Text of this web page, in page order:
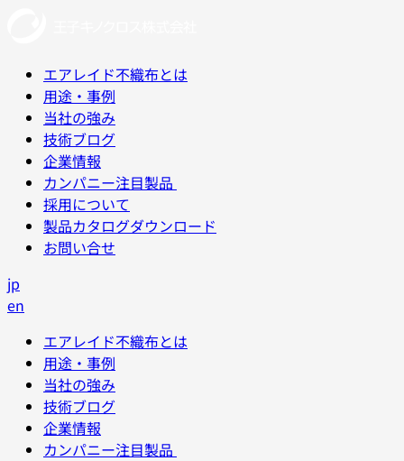
エアレイド不織布とは
用途・事例
当社の強み
技術ブログ
企業情報
カンパニー注目製品
採用について
製品カタログダウンロード
お問い合せ
jp
en
エアレイド不織布とは
用途・事例
当社の強み
技術ブログ
企業情報
カンパニー注目製品